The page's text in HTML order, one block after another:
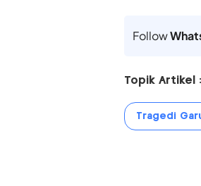
Follow
Topik Artikel :
Tragedi